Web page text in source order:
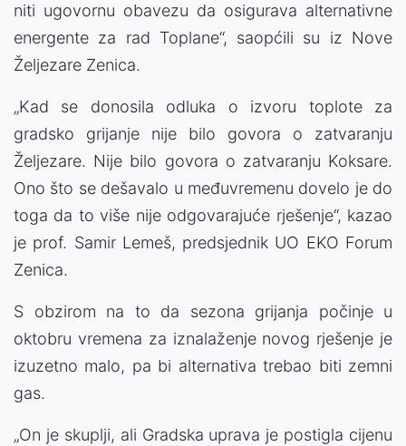
niti ugovornu obavezu da osigurava alternativne
energente za rad Toplane“, saopćili su iz Nove
Željezare Zenica.
„Kad se donosila odluka o izvoru toplote za
gradsko grijanje nije bilo govora o zatvaranju
Željezare. Nije bilo govora o zatvaranju Koksare.
Ono što se dešavalo u međuvremenu dovelo je do
toga da to više nije odgovarajuće rješenje“, kazao
je prof. Samir Lemeš, predsjednik UO EKO Forum
Zenica.
S obzirom na to da sezona grijanja počinje u
oktobru vremena za iznalaženje novog rješenje je
izuzetno malo, pa bi alternativa trebao biti zemni
gas.
„On je skuplji, ali Gradska uprava je postigla cijenu